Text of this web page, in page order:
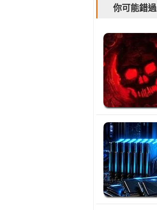
你可能錯過